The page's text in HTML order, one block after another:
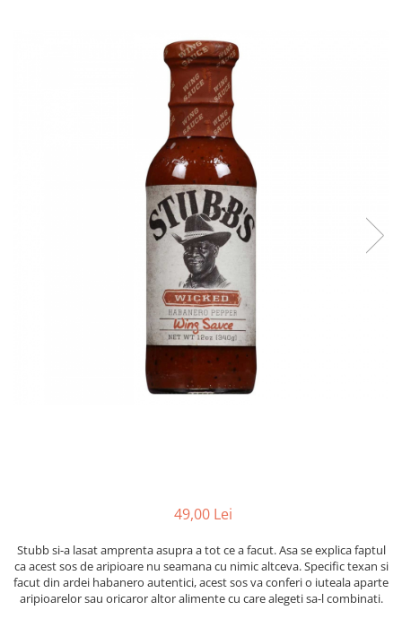
Uși pentru sobă și șemineu
Vase pentru gătit din aluminiu
Vase pentru gătit din fontă
Vase pentru gătit din inox
Vase pentru gătit din oțel
REDUCERI VASE DIN FONTĂ
polietilenă cu inele
COȘURI DE FUM
Coșuri de fum din beton
49,00 Lei
Stubb si-a lasat amprenta asupra a tot ce a facut. Asa se explica faptul
ca acest sos de aripioare nu seamana cu nimic altceva. Specific texan si
facut din ardei habanero autentici, acest sos va conferi o iuteala aparte
aripioarelor sau oricaror altor alimente cu care alegeti sa-l combinati.